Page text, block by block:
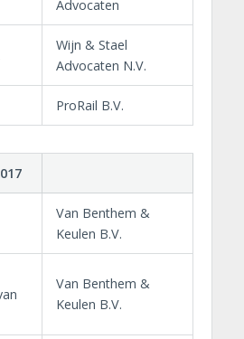
Advocaten
Wijn & Stael
Advocaten N.V.
ProRail B.V.
Van Benthem &
Keulen B.V.
Van Benthem &
Keulen B.V.